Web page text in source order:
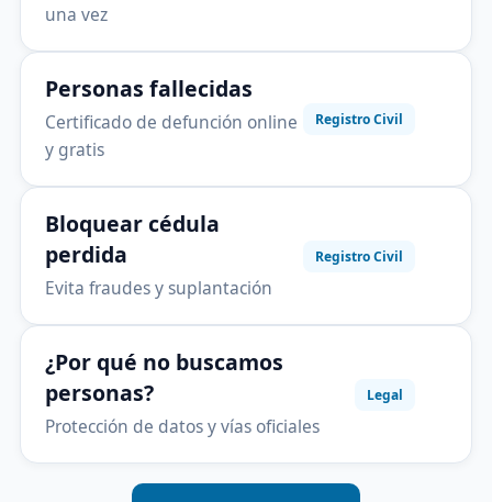
una vez
Personas fallecidas
Certificado de defunción online
y gratis
Registro Civil
Bloquear cédula
perdida
Evita fraudes y suplantación
Registro Civil
¿Por qué no buscamos
personas?
Protección de datos y vías oficiales
Legal